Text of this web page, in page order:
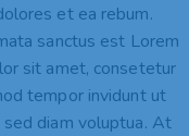
et ea rebum.
sanctus est Lorem
sit amet, consetetur
tempor invidunt ut
diam voluptua. At